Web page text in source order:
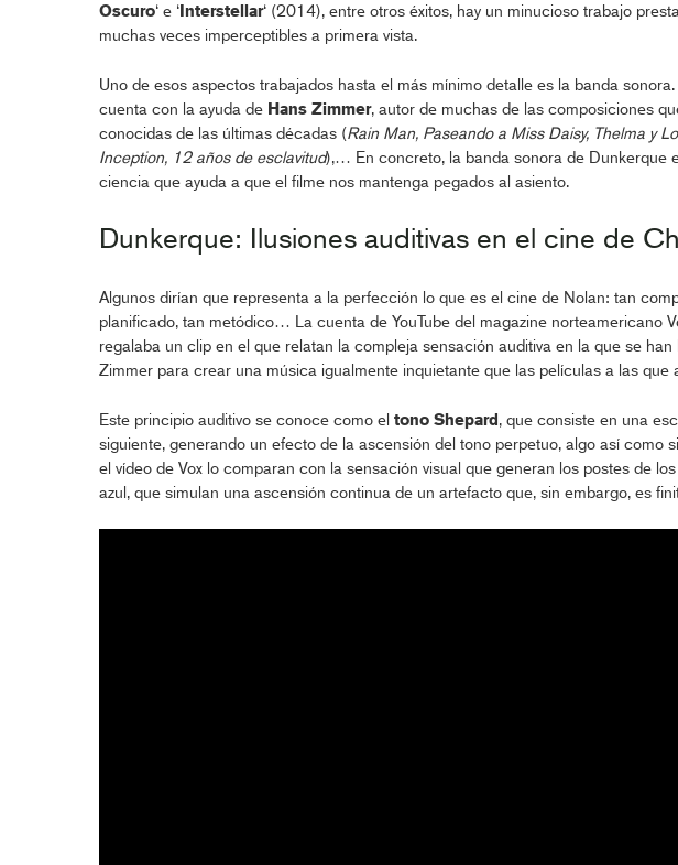
Oscuro‘ e ‘Interstellar‘ (2014), entre otros éxitos, hay un minucioso trabajo
muchas veces imperceptibles a primera vista.
Uno de esos aspectos trabajados hasta el más mínimo detalle es la banda
cuenta con la ayuda de Hans Zimmer, autor de muchas de las composiciones
conocidas de las últimas décadas (Rain Man, Paseando a Miss Daisy, Thelma y
Inception, 12 años de esclavitud),… En concreto, la banda sonora de Dunkerque
ciencia que ayuda a que el filme nos mantenga pegados al asiento.
Dunkerque: Ilusiones auditivas en el cine de
Algunos dirían que representa a la perfección lo que es el cine de Nolan: tan
planificado, tan metódico… La cuenta de YouTube del magazine norteamericano
regalaba un clip en el que relatan la compleja sensación auditiva en la que se
Zimmer para crear una música igualmente inquietante que las películas a las que
Este principio auditivo se conoce como el tono Shepard, que consiste en una
siguiente, generando un efecto de la ascensión del tono perpetuo, algo así como
el vídeo de Vox lo comparan con la sensación visual que generan los postes de
azul, que simulan una ascensión continua de un artefacto que, sin embargo, es